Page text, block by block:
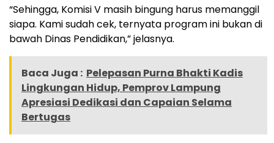
“Sehingga, Komisi V masih bingung harus memanggil
siapa. Kami sudah cek, ternyata program ini bukan di
bawah Dinas Pendidikan,” jelasnya.
Baca Juga : Pelepasan Purna Bhakti Kadis
Lingkungan Hidup, Pemprov Lampung
Apresiasi Dedikasi dan Capaian Selama
Bertugas